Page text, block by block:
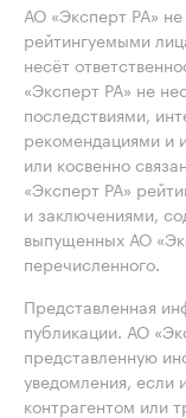
АО «Эксперт РА»
рейтингуемыми
несёт
«Эксперт РА» не
последствиями,
рекомендациями и
или косвенно
«Эксперт РА»
и заключениями,
выпущенных АО
перечисленного.
Представленная
публикации. АО
представленную
уведомления, если
контрагентом или